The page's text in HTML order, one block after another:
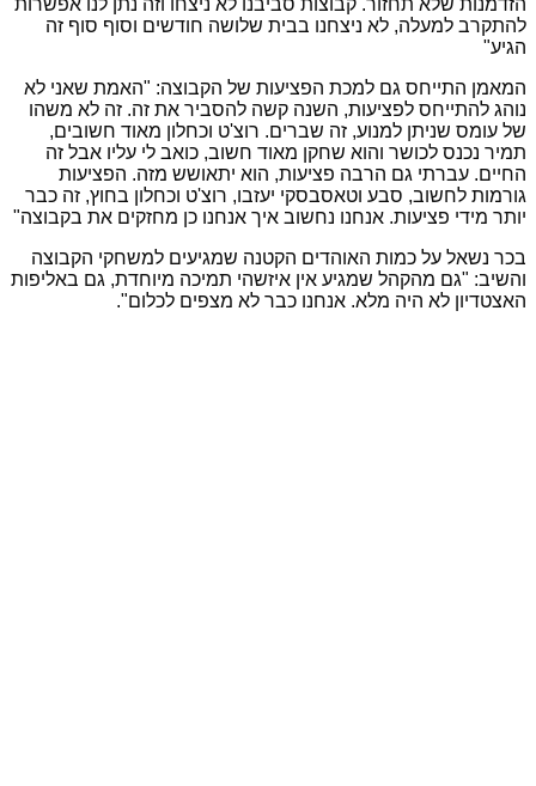
הזדמנות שלא תחזור. קבוצות סביבנו לא ניצחו וזה נתן לנו אפשרות
להתקרב למעלה, לא ניצחנו בבית שלושה חודשים וסוף סוף זה
הגיע"
המאמן התייחס גם למכת הפציעות של הקבוצה: "האמת שאני לא
נוהג להתייחס לפציעות, השנה קשה להסביר את זה. זה לא משהו
של עומס שניתן למנוע, זה שברים. רוצ'ט וכחלון מאוד חשובים,
תמיר נכנס לכושר והוא שחקן מאוד חשוב, כואב לי עליו אבל זה
החיים. עברתי גם הרבה פציעות, הוא יתאושש מזה. הפציעות
גורמות לחשוב, סבע וטאסבסקי יעזבו, רוצ'ט וכחלון בחוץ, זה כבר
יותר מידי פציעות. אנחנו נחשוב איך אנחנו כן מחזקים את בקבוצה"
בכר נשאל על כמות האוהדים הקטנה שמגיעים למשחקי הקבוצה
והשיב: "גם מהקהל שמגיע אין איזשהי תמיכה מיוחדת, גם באליפות
האצטדיון לא היה מלא. אנחנו כבר לא מצפים לכלום".